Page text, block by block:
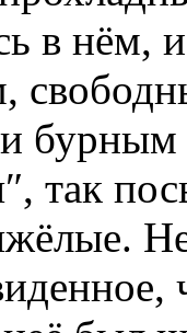
в нём,
бурным
так